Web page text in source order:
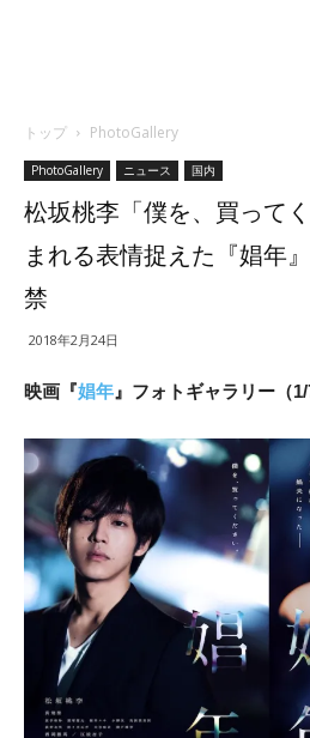
トップ PhotoGallery
PhotoGallery ニュース 国内
松坂桃李「僕を、買って
まれる表情捉えた『娼年
禁
2018年2月24日
映画『娼年 』フォトギャラリー（1/